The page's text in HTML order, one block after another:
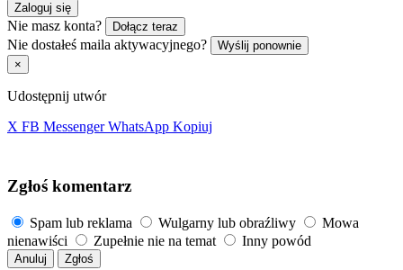
Zaloguj się
Nie masz konta? Dołącz teraz
Nie dostałeś maila aktywacyjnego?
Wyślij ponownie
×
Udostępnij utwór
X FB Messenger WhatsApp Kopiuj
Zgłoś komentarz
Spam lub reklama Wulgarny lub obraźliwy
Mowa
nienawiści
Zupełnie nie na temat Inny powód
Anuluj Zgłoś